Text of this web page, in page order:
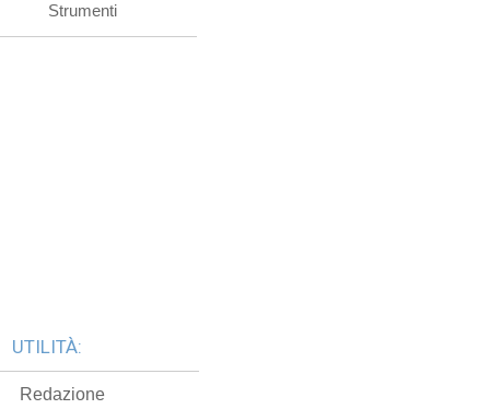
Strumenti
UTILITÀ:
Redazione